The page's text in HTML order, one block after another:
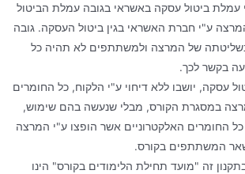
ביטול עסקה באשראי בגובה עמלת הביטול
ע"י חברת האשראי בגין ביטול העסקה. גובה
בשליטתה של המרצה ולמשתתפים לא תהיה כל
בקשר לכך.
עסקה, יושבו ללא דיחוי ע"י הלקוח, כל החומרים
במסגרת הקורס, מבלי שנעשה בהם שימוש,
החומרים האלקטרוניים אשר הופצו ע"י המרצה
המשתתפים בקורס.
זה "מועד תחילת הלימודים בקורס" הינו